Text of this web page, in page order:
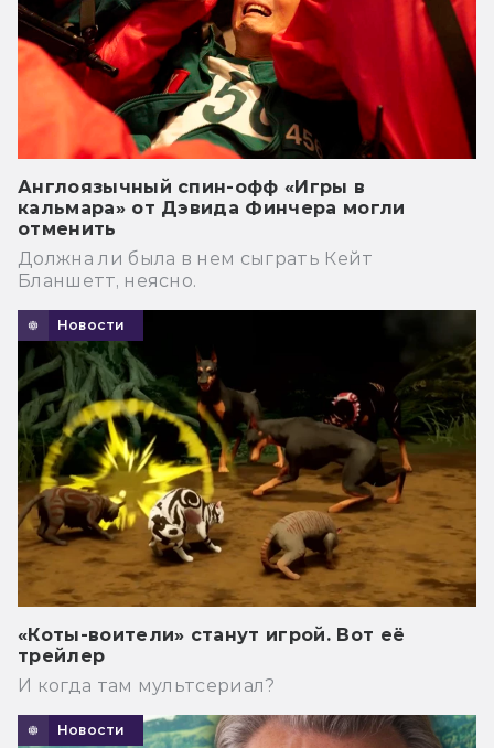
Англоязычный спин-офф «Игры в
кальмара» от Дэвида Финчера могли
отменить
Должна ли была в нем сыграть Кейт
Бланшетт, неясно.
Новости
«Коты-воители» станут игрой. Вот её
трейлер
И когда там мультсериал?
Новости